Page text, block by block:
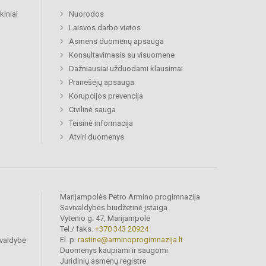
Nuorodos
Laisvos darbo vietos
Asmens duomenų apsauga
Konsultavimasis su visuomene
Dažniausiai užduodami klausimai
Pranešėjų apsauga
Korupcijos prevencija
Civilinė sauga
Teisinė informacija
Atviri duomenys
Marijampolės Petro Armino progimnazija
Savivaldybės biudžetinė įstaiga
Vytenio g. 47, Marijampolė
Tel./ faks. +370 343 20924
El. p. rastine@arminoprogimnazija.lt
Duomenys kaupiami ir saugomi
Juridinių asmenų registre